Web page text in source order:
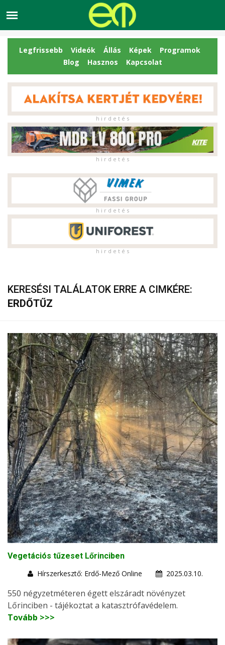
Legfrissebb Videók Állás Képek
Programok
Blog
Hasznos Kapcsolat
h i r d e t é s
h i r d e t é s
h i r d e t é s
h i r d e t é s
KERESÉSI TALÁLATOK ERRE A CIMKÉRE:
ERDŐTŰZ
Vegetációs tűzeset Lőrinciben
Hírszerkesztő: Erdő-Mező Online
2025.03.10.
550 négyzetméteren égett elszáradt növényzet
Lőrinciben - tájékoztat a katasztrófavédelem.
Tovább >>>